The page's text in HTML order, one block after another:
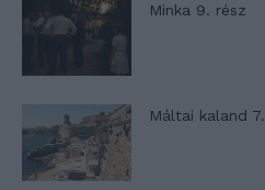
Minka 9. rész
Máltai kaland 7.